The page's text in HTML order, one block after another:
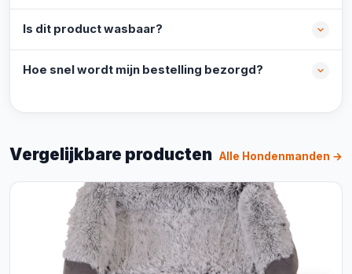
Is dit product wasbaar?
Hoe snel wordt mijn bestelling bezorgd?
Vergelijkbare producten Alle Hondenmanden →